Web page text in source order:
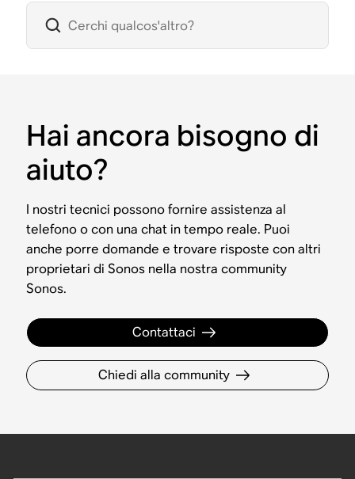
Hai ancora bisogno di
aiuto?
I nostri tecnici possono fornire assistenza al
telefono o con una chat in tempo reale. Puoi
anche porre domande e trovare risposte con altri
proprietari di Sonos nella nostra community
Sonos.
Contattaci
Chiedi alla community